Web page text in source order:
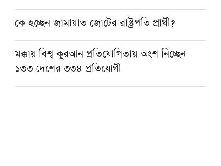
কে হচ্ছেন জামায়াত জোটের রাষ্ট্রপতি প্রার্থী?
মক্কায় বিশ্ব কুরআন প্রতিযোগিতায় অংশ নিচ্ছেন
১৩৩ দেশের ৩৩৪ প্রতিযোগী